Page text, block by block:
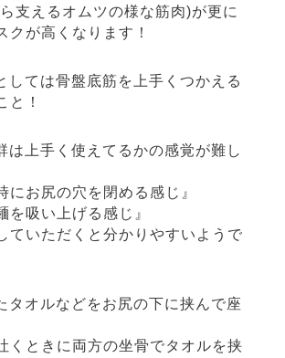
支えるオムツの様な筋肉)が更に
クが高くなります！
しては骨盤底筋を上手くつかえる
と！
は上手く使えてるかの感覚が難し
にお尻の穴を閉める感じ』
を吸い上げる感じ』
ていただくと分かりやすいようで
タオルなどをお尻の下に挟んで座
くときに両方の坐骨でタオルを挟